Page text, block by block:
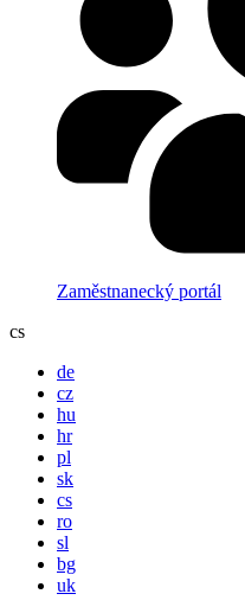
Zaměstnanecký portál
cs
de
cz
hu
hr
pl
sk
cs
ro
sl
bg
uk